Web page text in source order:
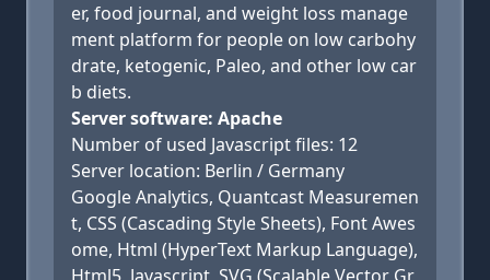
er, food journal, and weight loss manage
ment platform for people on low carbohy
drate, ketogenic, Paleo, and other low car
b diets.
Server software: Apache
Number of used Javascript files: 12
Server location: Berlin / Germany
Google Analytics, Quantcast Measuremen
t, CSS (Cascading Style Sheets), Font Awes
ome, Html (HyperText Markup Language),